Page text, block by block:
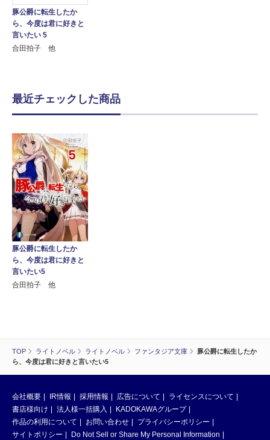
TOP ライトノベル ライトノベル ファンタジア文庫
豚公爵に転生したか
ら、今度は君に好きと言いたい5
豚公爵に転生したか
ら、今度は君に好きと
言いたい 5
合田拍子 他
最近チェックした商品
豚公爵に転生したか
ら、今度は君に好きと
言いたい5
合田拍子 他
会社概要 IR情報 採用情報 広告について
ライセンスについて
書店様向け
法人様一括購入
KADOKAWAグループ
作品の利用について
お問い合わせ
プライバシーポリシー
サイトポリシー
Do Not Sell or Share My Personal Information